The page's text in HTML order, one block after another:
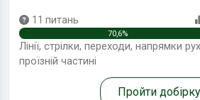
11 питань
70,6%
Лінії, стрілки, переходи, напрямки
проїзній частині
Пройти добірку